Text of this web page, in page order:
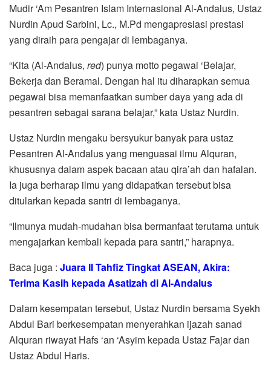
Mudir ‘Am Pesantren Islam Internasional Al-Andalus, Ustaz
Nurdin Apud Sarbini, Lc., M.Pd mengapresiasi prestasi
yang diraih para pengajar di lembaganya.
“Kita (Al-Andalus, red) punya motto pegawai ‘Belajar,
Bekerja dan Beramal. Dengan hal itu diharapkan semua
pegawai bisa memanfaatkan sumber daya yang ada di
pesantren sebagai sarana belajar,” kata Ustaz Nurdin.
Ustaz Nurdin mengaku bersyukur banyak para ustaz
Pesantren Al-Andalus yang menguasai ilmu Alquran,
khususnya dalam aspek bacaan atau qira’ah dan hafalan.
Ia juga berharap ilmu yang didapatkan tersebut bisa
ditularkan kepada santri di lembaganya.
“Ilmunya mudah-mudahan bisa bermanfaat terutama untuk
mengajarkan kembali kepada para santri,” harapnya.
Baca juga : Juara II Tahfiz Tingkat ASEAN, Akira:
Terima Kasih kepada Asatizah di Al-Andalus
Dalam kesempatan tersebut, Ustaz Nurdin bersama Syekh
Abdul Bari berkesempatan menyerahkan ijazah sanad
Alquran riwayat Hafs ‘an ‘Asyim kepada Ustaz Fajar dan
Ustaz Abdul Haris.